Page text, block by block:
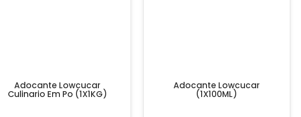
Adocante Lowcucar
Culinario Em Po (1X1KG)
Adocante Lowcucar
(1X100ML)